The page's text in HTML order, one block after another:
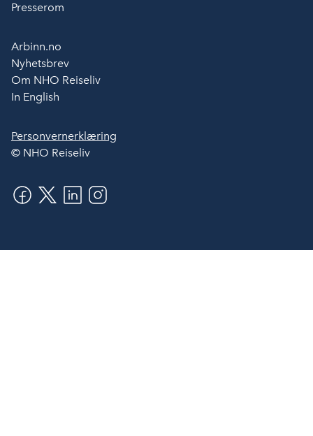
Presserom
Arbinn.no
Nyhetsbrev
Om NHO Reiseliv
In English
Personvernerklæring
© NHO Reiseliv